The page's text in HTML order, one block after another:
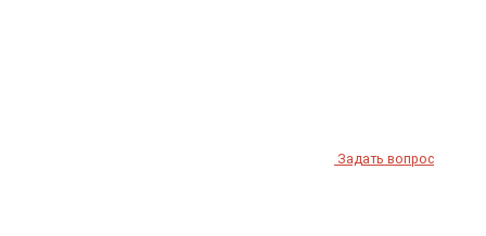
Задать вопрос